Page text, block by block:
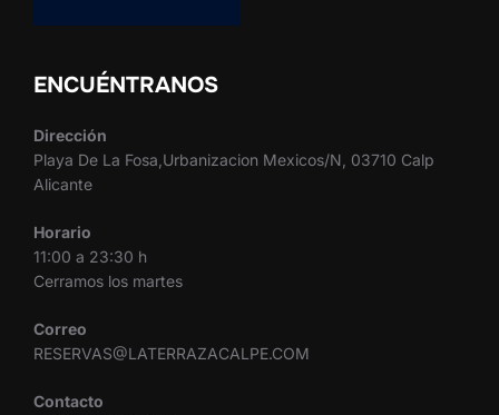
ENCUÉNTRANOS
Dirección
Playa De La Fosa,Urbanizacion Mexicos/N, 03710 Calp
Alicante
Horario
11:00 a 23:30 h
Cerramos los martes
Correo
RESERVAS@LATERRAZACALPE.COM
Contacto